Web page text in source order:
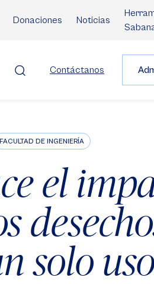
Donaciones Noticias
Contáctanos
FACULTAD DE INGENIERÍA
el
solo